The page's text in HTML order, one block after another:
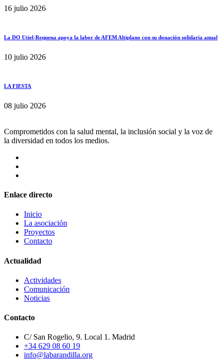
16 julio 2026
La DO Utiel-Requena apoya la labor de AFEM Altiplano con su donación solidaria anual
10 julio 2026
LA FIESTA
08 julio 2026
Comprometidos con la salud mental, la inclusión social y la voz de
la diversidad en todos los medios.
Enlace directo
Inicio
La asociación
Proyectos
Contacto
Actualidad
Actividades
Comunicación
Noticias
Contacto
C/ San Rogelio, 9. Local 1. Madrid
+34 629 08 60 19
info@labarandilla.org